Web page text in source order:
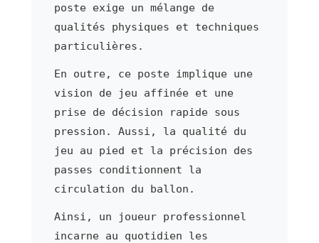
poste exige un mélange de
qualités physiques et techniques
particulières.
En outre, ce poste implique une
vision de jeu affinée et une
prise de décision rapide sous
pression. Aussi, la qualité du
jeu au pied et la précision des
passes conditionnent la
circulation du ballon.
Ainsi, un joueur professionnel
incarne au quotidien les